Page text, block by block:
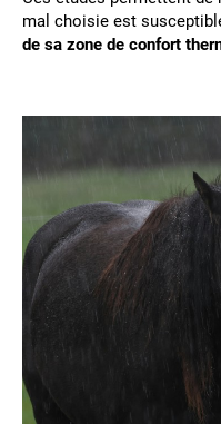
mal choisie est
de sa zone de confort